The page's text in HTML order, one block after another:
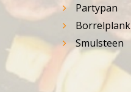
Partypan
Borrelplank
Smulsteen